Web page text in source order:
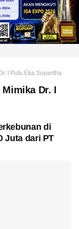
I Putu Eka Suyantha
Mimika Dr. I
di
Juta dari PT